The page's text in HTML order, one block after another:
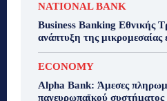
NATIONAL BANK
Business Banking Εθνικής
ανάπτυξη της μικρομεσαίας
ECONOMY
Alpha Bank: Άμεσες
πανευρωπαϊκού συστήματος